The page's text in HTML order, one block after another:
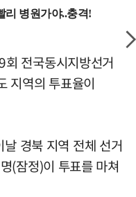
전국동시지방선거
지역의 투표율이
경북 지역 전체 선거
(잠정)이 투표를 마쳐